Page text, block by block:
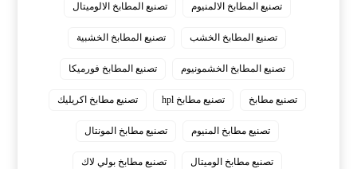
تصنيع المطابخ الالمنيوم تصنيع المطابخ الالوميتال
تصنيع المطابخ الخشب تصنيع المطابخ الخشبية
تصنيع المطابخ الخشمونيوم تصنيع المطابخ فورميكا
تصنيع مطابخ تصنيع مطابخ hpl تصنيع مطابخ اكريليك
تصنيع مطابخ المنيوم تصنيع مطابخ المونتال
تصنيع مطابخ الوميتال تصنيع مطابخ بولي لاك